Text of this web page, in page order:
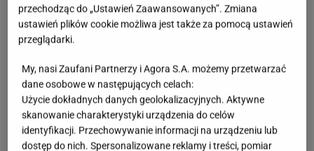
przechodząc do „Ustawień Zaawansowanych”. Zmiana
ustawień plików cookie możliwa jest także za pomocą ustawień
przeglądarki.
My, nasi Zaufani Partnerzy i Agora S.A. możemy przetwarzać
dane osobowe w następujących celach:
Użycie dokładnych danych geolokalizacyjnych. Aktywne
skanowanie charakterystyki urządzenia do celów
identyfikacji. Przechowywanie informacji na urządzeniu lub
dostęp do nich. Spersonalizowane reklamy i treści, pomiar